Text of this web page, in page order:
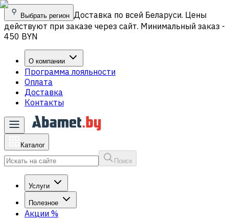
Выбрать регион Доставка по всей Беларуси. Цены
действуют при заказе через сайт. Минимальный заказ -
450 BYN
О компании
Программа лояльности
Оплата
Доставка
Контакты
Каталог
Поиск
Услуги
Полезное
Акции %